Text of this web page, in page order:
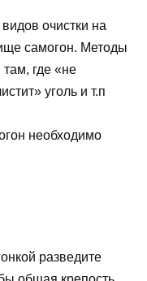
очистки на
самогон. Методы
где «не
уголь и т.п
необходимо
разведите